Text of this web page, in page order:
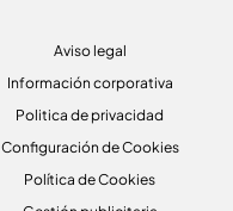
Aviso legal
Información corporativa
Politica de privacidad
Configuración de Cookies
Política de Cookies